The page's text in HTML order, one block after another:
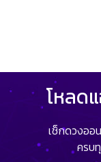
โหลด
เช็กดวงออ
ครบ